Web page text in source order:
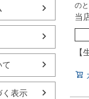
く表示
の
当
【